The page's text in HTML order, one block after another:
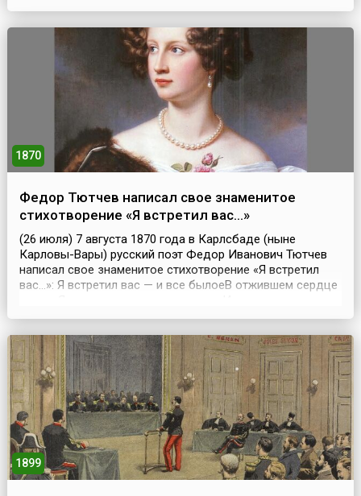
завершили в конце сентября. «Часовник», сборник
обучении грамоте, разошелся быстро, после чего посл...
1870
Федор Тютчев написал свое знаменитое
стихотворение «Я встретил вас…»
(26 июля) 7 августа 1870 года в Карлсбаде (ныне
Карловы-Вары) русский поэт Федор Иванович Тютчев
написал свое знаменитое стихотворение «Я встретил
вас…»: Я встретил вас — и все былоеВ отжившем сердце
тепло…Как поздней осени пороюБывают дни, бывает
нас, —Так, весь обвеян д...
1899